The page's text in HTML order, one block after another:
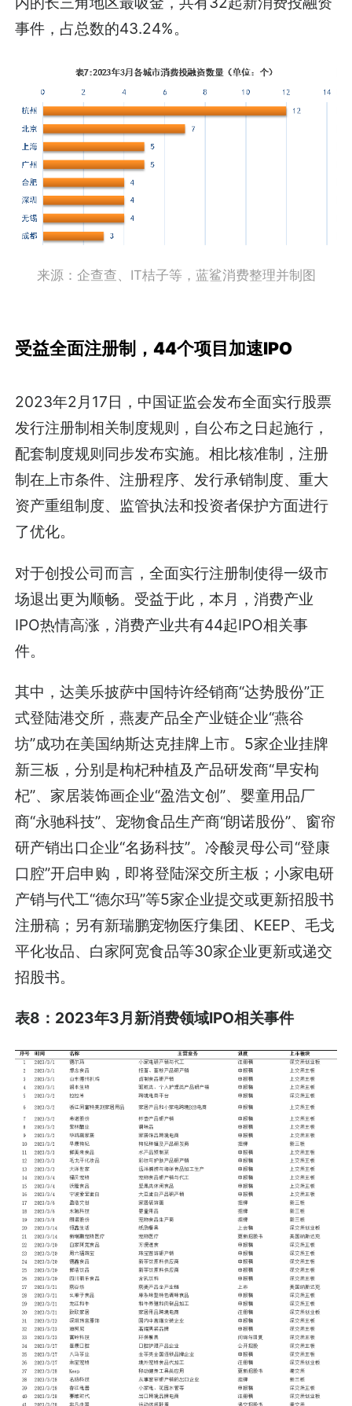
事件，占总数的43.24%。
来源：企查查、IT桔子等，蓝鲨消费整理并制图
受益全面注册制，44个项目加速IPO
2023年2月17日，中国证监会发布全面实行股票
发行注册制相关制度规则，自公布之日起施行，
配套制度规则同步发布实施。相比核准制，注册
制在上市条件、注册程序、发行承销制度、重大
资产重组制度、监管执法和投资者保护方面进行
了优化。
对于创投公司而言，全面实行注册制使得一级市
场退出更为顺畅。受益于此，本月，消费产业
IPO热情高涨，消费产业共有44起IPO相关事
件。
其中，达美乐披萨中国特许经销商“达势股份”正
式登陆港交所，燕麦产品全产业链企业“燕谷
坊”成功在美国纳斯达克挂牌上市。5家企业挂牌
新三板，分别是枸杞种植及产品研发商“早安枸
杞”、家居装饰画企业“盈浩文创”、婴童用品厂
商“永驰科技”、宠物食品生产商“朗诺股份”、窗帘
研产销出口企业“名扬科技”。冷酸灵母公司“登康
口腔”开启申购，即将登陆深交所主板；小家电研
产销与代工“德尔玛”等5家企业提交或更新招股书
注册稿；另有新瑞鹏宠物医疗集团、KEEP、毛戈
平化妆品、白家阿宽食品等30家企业更新或递交
招股书。
表8：2023年3月新消费领域IPO相关事件